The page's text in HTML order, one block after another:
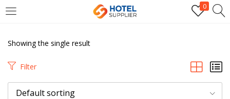
0
Enter your username and password to login.
Showing the single result
Filter
Default sorting